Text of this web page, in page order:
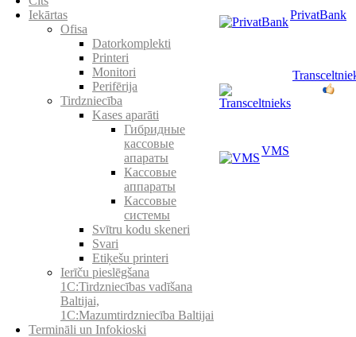
Iekārtas
Ofisa
Datorkomplekti
Printeri
Monitori
Perifērija
Tirdzniecība
Kases aparāti
Гибридные
кассовые
апараты
Кассовые
аппараты
Кассовые
системы
Svītru kodu skeneri
Svari
Etiķešu printeri
Ierīču pieslēgšana
1C:Tirdzniecības vadīšana
Baltijai,
1C:Mazumtirdzniecība Baltijai
Termināli un Infokioski
PrivatBank
VMS